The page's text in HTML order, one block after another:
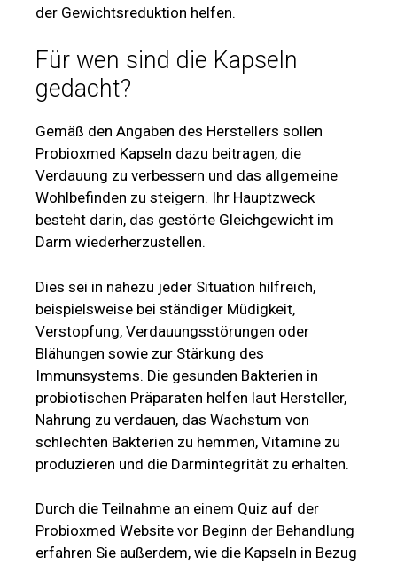
der Gewichtsreduktion helfen.
Für wen sind die Kapseln
gedacht?
Gemäß den Angaben des Herstellers sollen
Probioxmed Kapseln dazu beitragen, die
Verdauung zu verbessern und das allgemeine
Wohlbefinden zu steigern. Ihr Hauptzweck
besteht darin, das gestörte Gleichgewicht im
Darm wiederherzustellen.
Dies sei in nahezu jeder Situation hilfreich,
beispielsweise bei ständiger Müdigkeit,
Verstopfung, Verdauungsstörungen oder
Blähungen sowie zur Stärkung des
Immunsystems. Die gesunden Bakterien in
probiotischen Präparaten helfen laut Hersteller,
Nahrung zu verdauen, das Wachstum von
schlechten Bakterien zu hemmen, Vitamine zu
produzieren und die Darmintegrität zu erhalten.
Durch die Teilnahme an einem Quiz auf der
Probioxmed Website vor Beginn der Behandlung
erfahren Sie außerdem, wie die Kapseln in Bezug